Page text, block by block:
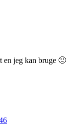
en jeg kan bruge 🙂